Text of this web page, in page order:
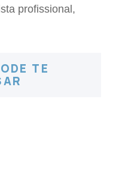
profissional,
TE